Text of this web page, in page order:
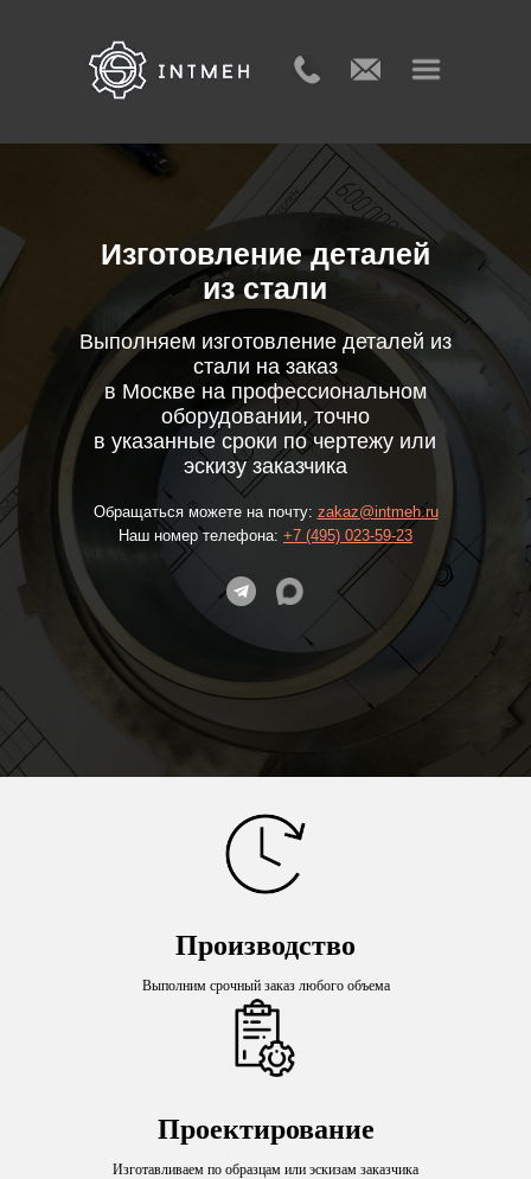
Изготовление деталей
из стали
Выполняем изготовление деталей из
стали на заказ
в Москве на профессиональном
оборудовании, точно
в указанные сроки по чертежу или
эскизу заказчика
Обращаться можете на почту: zakaz@intmeh.ru
Наш номер телефона: +7 (495) 023-59-23
Производство
Выполним срочный заказ любого объема
Проектирование
Изготавливаем по образцам или эскизам заказчика